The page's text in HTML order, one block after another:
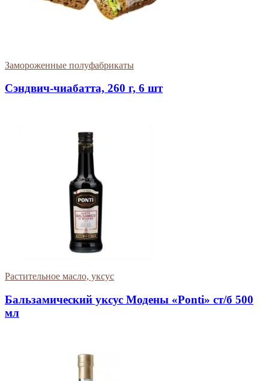
Замороженные полуфабрикаты
Сэндвич-чиабатта, 260 г, 6 шт
Растительное масло, уксус
Бальзамический уксус Модены «Ponti» ст/б 500
мл